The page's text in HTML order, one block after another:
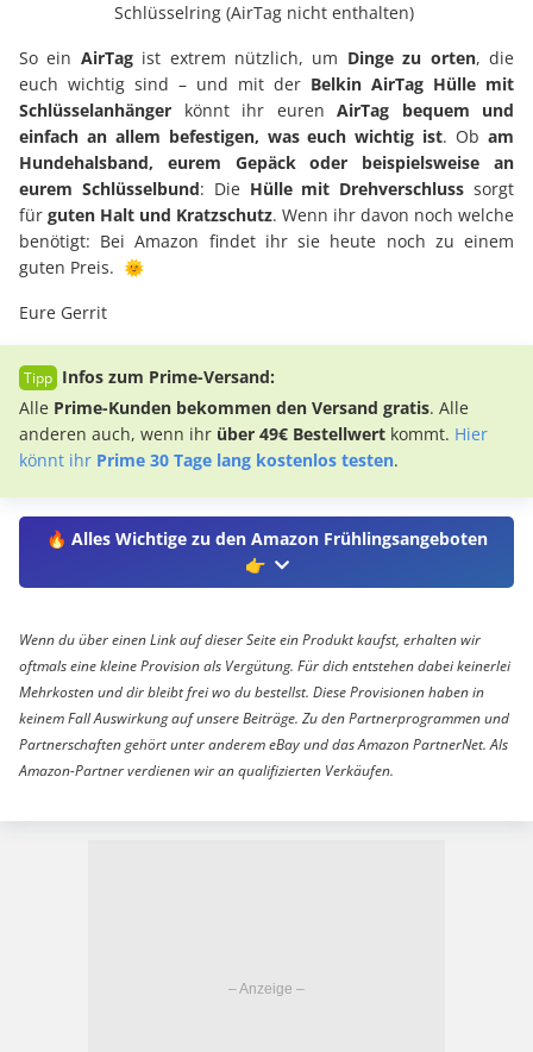
Schlüsselring (AirTag nicht enthalten)
So ein AirTagist extrem nützlich, um Dinge zu orten, die
euch wichtig sind – und mit der Belkin AirTag Hülle mit
Schlüsselanhänger könnt ihr euren AirTag bequem und
einfach an allem befestigen, was euch wichtig ist. Obam
Hundehalsband, eurem Gepäck oder beispielsweise an
eurem Schlüsselbund: Die Hülle mit Drehverschluss sorgt
für guten Halt und Kratzschutz. Wenn ihr davon noch welche
benötigt: Bei Amazon findet ihr sie heute noch zu einem
guten Preis. 🌞
Eure Gerrit
Infos zum Prime-Versand:
Alle Prime-Kunden bekommen den Versand gratis. Alle
anderen auch, wenn ihr über 49€ Bestellwert kommt. Hier
könnt ihr Prime 30 Tage lang kostenlos testen.
🔥 Alles Wichtige zu den Amazon Frühlingsangeboten
👉
Wenn du über einen Link auf dieser Seite ein Produkt kaufst, erhalten wir
oftmals eine kleine Provision als Vergütung. Für dich entstehen dabei keinerlei
Mehrkosten und dir bleibt frei wo du bestellst. Diese Provisionen haben in
keinem Fall Auswirkung auf unsere Beiträge. Zu den Partnerprogrammen und
Partnerschaften gehört unter anderem eBay und das Amazon PartnerNet. Als
Amazon-Partner verdienen wir an qualifizierten Verkäufen.